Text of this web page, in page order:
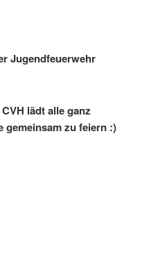
Jugendfeuerwehr
lädt alle ganz
gemeinsam zu feiern :)